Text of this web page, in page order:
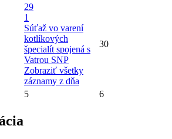
29
1
Súťaž vo varení
kotlíkových
špecialít spojená s
Vatrou SNP
Zobraziť všetky
záznamy z dňa
30
5 6